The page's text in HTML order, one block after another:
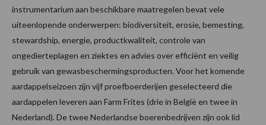
instrumentarium aan beschikbare maatregelen bevat vele
uiteenlopende onderwerpen: biodiversiteit, erosie, bemesting,
stewardship, energie, productkwaliteit, controle van
ongedierteplagen en ziektes en advies over efficiënt en veilig
gebruik van gewasbeschermingsproducten. Voor het komende
aardappelseizoen zijn vijf proefboerderijen geselecteerd die
aardappelen leveren aan Farm Frites (drie in België en twee in
Nederland). De twee Nederlandse boerenbedrijven zijn ook lid